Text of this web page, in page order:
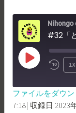
Nihongo
#32「
PLAY
10
1X
SHARE
ファイルをダウン
7:18 | 収録日 2023